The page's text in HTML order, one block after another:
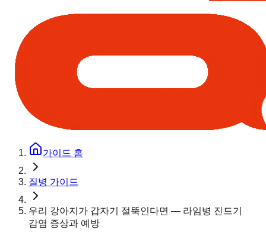
가이드 홈
질병 가이드
우리 강아지가 갑자기 절뚝인다면 — 라임병 진드기
감염 증상과 예방